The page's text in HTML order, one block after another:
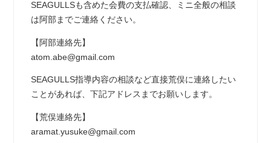
SEAGULLSも含めた会費の支払確認、ミニ全般の相談
は阿部までご連絡ください。
【阿部連絡先】
atom.abe@gmail.com
SEAGULLS指導内容の相談など直接荒俣に連絡したい
ことがあれば、下記アドレスまでお願いします。
【荒俣連絡先】
aramat.yusuke@gmail.com